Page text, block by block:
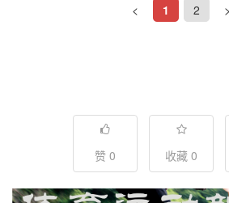
< 1 2 >
赞 0 收藏 0